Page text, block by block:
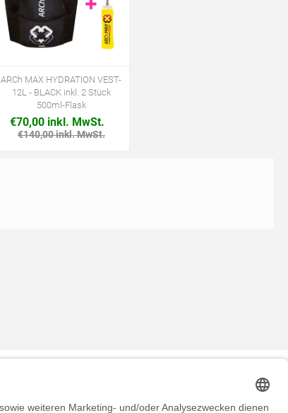
ARCh MAX HYDRATION VEST-
12L - BLACK inkl. 2 Stück
500ml-Flask
€70,00 inkl. MwSt.
€140,00 inkl. MwSt.